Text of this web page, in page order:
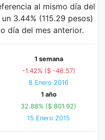
al mismo día del
3.44% (115.29 pesos)
día del mes anterior.
1 semana
-1.42% ($ -46.57)
8 Enero 2016
1 año
32.88% ($ 801.92)
15 Enero 2015